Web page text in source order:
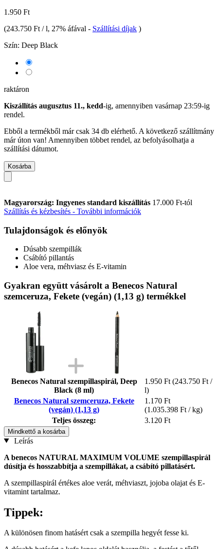
1.950 Ft
(243.750 Ft / l, 27% áfával - Szállítási díjak )
Szín: Deep Black
raktáron
Kiszállítás augusztus 11., kedd-ig, amennyiben vasárnap 23:59-ig
rendel.
Ebből a termékből már csak 34 db elérhető. A következő szállítmány
már úton van! Amennyiben többet rendel, az befolyásolhatja a
szállítási dátumot.
Kosárba
Magyarország: Ingyenes standard kiszállítás 17.000 Ft-tól
Szállítás és kézbesítés - További információk
Tulajdonságok és előnyök
Dúsabb szempillák
Csábító pillantás
Aloe vera, méhviasz és E-vitamin
Gyakran együtt vásárolt a Benecos Natural
szemceruza, Fekete (vegán) (1,13 g) termékkel
Benecos Natural szempillaspirál, Deep
Black (8 ml)
1.950 Ft (243.750 Ft /
l)
Benecos Natural szemceruza, Fekete
(vegán) (1,13 g)
1.170 Ft
(1.035.398 Ft / kg)
Teljes összeg:
3.120 Ft
Mindkettő a kosárba
Leírás
A benecos NATURAL MAXIMUM VOLUME szempillaspirál
dúsítja és hosszabbítja a szempillákat, a csábító pillatásért.
A szempillaspirál értékes aloe verát, méhviaszt, jojoba olajat és E-
vitamint tartalmaz.
Tippek:
A különösen finom hatásért csak a szempilla hegyét fesse ki.